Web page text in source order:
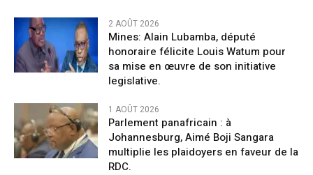
2 AOÛT 2026
Mines: Alain Lubamba, député
honoraire félicite Louis Watum pour
sa mise en œuvre de son initiative
legislative.
1 AOÛT 2026
Parlement panafricain : à
Johannesburg, Aimé Boji Sangara
multiplie les plaidoyers en faveur de la
RDC.